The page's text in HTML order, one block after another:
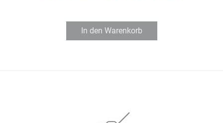
In den Warenkorb